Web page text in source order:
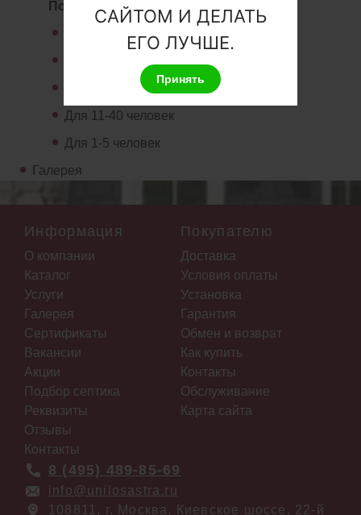
По количеству человек
Для 41-100 человек
Для 6-10 человек
Для 11-40 человек
Для 1-5 человек
Галерея
Информация
О компании
Каталог
Услуги
Галерея
Сертификаты
Вакансии
Акции
Подбор септика
Реквизиты
Отзывы
Контакты
Покупателю
Доставка
Условия оплаты
Установка
Гарантия
Обмен и возврат
Как купить
Контакты
Обслуживание
Карта сайта
8 (495) 489-85-69
info@unilosastra.ru
108811, г. Москва, Киевское шоссе, 22-й
САЙТОМ И ДЕЛАТЬ
ЕГО ЛУЧШЕ.
Принять